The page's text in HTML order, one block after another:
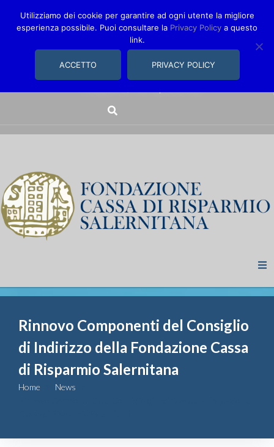
comunica@fondazionecarisal.it089 230611
Fondazione
Attività
Contributi
Complesso
Rinnovo Componenti del Consiglio
di Indirizzo della Fondazione Cassa
di Risparmio Salernitana
Home
News
Utilizziamo dei cookie per garantire ad ogni utente la migliore
esperienza possibile. Puoi consultare la Privacy Policy a questo
link.
ACCETTO PRIVACY POLICY